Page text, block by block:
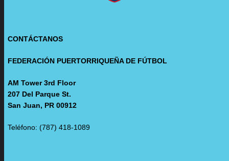
CONTÁCTANOS
FEDERACIÓN PUERTORRIQUEÑA DE FÚTBOL
AM Tower 3rd Floor
207 Del Parque St.
San Juan, PR 00912
Teléfono: (787) 418-1089